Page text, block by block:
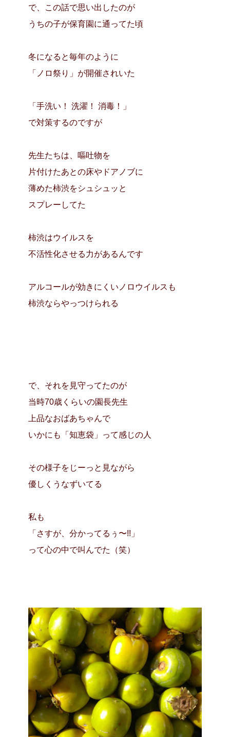
で、この話で思い出したのが
うちの子が保育園に通ってた頃
冬になると毎年のように
「ノロ祭り」が開催されいた
「手洗い！ 洗濯！ 消毒！」
で対策するのですが
先生たちは、 嘔吐物を
片付けたあとの床やドアノブに
薄めた柿渋をシュシュッと
スプレーしてた
柿渋はウイルスを
不活性化させる力があるんです
アルコールが効きにくいノロウイルスも
柿渋ならやっつけられる
で、それを見守ってたのが
当時70歳くらいの園長先生
上品なおばあちゃんで
いかにも「知恵袋」って感じの人
その様子をじーっと見ながら
優しくうなずいてる
私も
「さすが、分かってるぅ〜!!」
って心の中で叫んでた（笑）